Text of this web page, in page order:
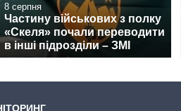
8 серпня
Частину військових з полку
«Скеля» почали переводити
в інші підрозділи – ЗМІ